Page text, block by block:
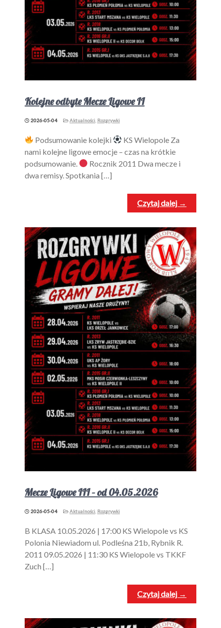
Kolejne odbyte Mecze Ligowe II
2026-05-04 Aktualności Rozgrywki
Podsumowanie kolejki
KS Wielopole Za
nami kolejne ligowe emocje – czas na krótkie
podsumowanie.
Rocznik 2011 Dwa mecze i
dwa remisy. Spotkania […]
Czytaj dalej →
Mecze Ligowe III – od 04.05.2026
2026-05-04 Aktualności Rozgrywki
B KLASA 10.05.2026 | 17:00 KS Wielopole vs KS
Polonia Niewiadom ul. Podleśna 21b, Rybnik R.
2011 09.05.2026 | 11:30 KS Wielopole vs TKKF
Zuch […]
Czytaj dalej →